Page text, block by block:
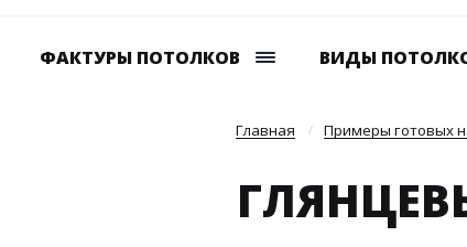
ФАКТУРЫ ПОТОЛКОВ ВИДЫ
Главная Примеры готовых